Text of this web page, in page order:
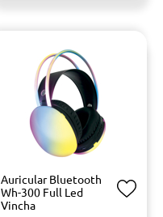
Auricular Bluetooth
Wh-300 Full Led
Vincha